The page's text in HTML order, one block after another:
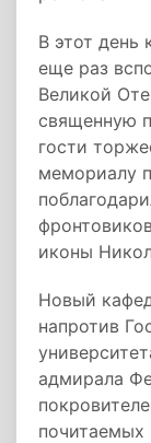
В этот день
еще раз
Великой
священную
гости
мемориалу
иконы
Новый
напротив
адмирала
почитаемых